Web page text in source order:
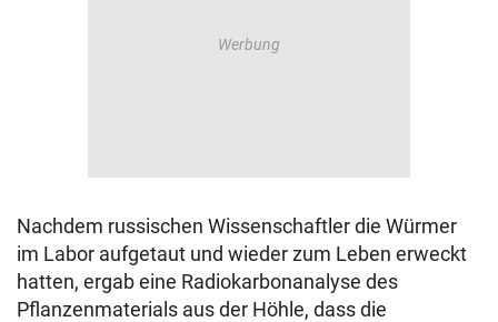
Nachdem russischen Wissenschaftler die Würmer
im Labor aufgetaut und wieder zum Leben erweckt
hatten, ergab eine Radiokarbonanalyse des
Pflanzenmaterials aus der Höhle, dass die